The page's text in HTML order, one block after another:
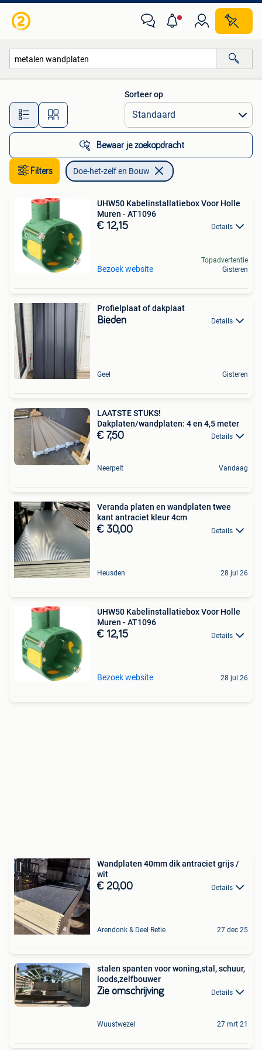
Alle afstanden…
Sorteer op
Bewaar je zoekopdracht
Filters Doe-het-zelf en Bouw
UHW50 Kabelinstallatiebox Voor Holle
Muren - AT1096
€ 12,15 Details
Bezoek website
Topadvertentie
Gisteren
Profielplaat of dakplaat
Bieden Details
Geel Gisteren
LAATSTE STUKS!
Dakplaten/wandplaten: 4 en 4,5 meter
€ 7,50 Details
Neerpelt Vandaag
Veranda platen en wandplaten twee
kant antraciet kleur 4cm
€ 30,00 Details
Heusden 28 jul 26
UHW50 Kabelinstallatiebox Voor Holle
Muren - AT1096
€ 12,15 Details
Bezoek website 28 jul 26
Wandplaten 40mm dik antraciet grijs /
wit
€ 20,00 Details
Arendonk & Deel Retie 27 dec 25
stalen spanten voor woning,stal, schuur,
loods,zelfbouwer
Zie omschrijving Details
Wuustwezel 27 mrt 21